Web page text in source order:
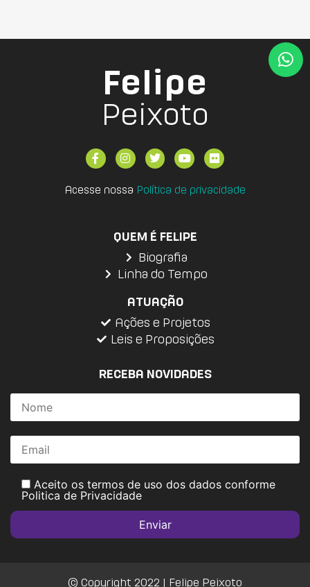
Felipe
Peixoto
Acesse nossa Política de privacidade
QUEM É FELIPE
Biografia
Linha do Tempo
ATUAÇÃO
Ações e Projetos
Leis e Proposições
RECEBA NOVIDADES
Aceito os termos de uso dos dados conforme
Politica de Privacidade
© Copyright 2022 | Felipe Peixoto